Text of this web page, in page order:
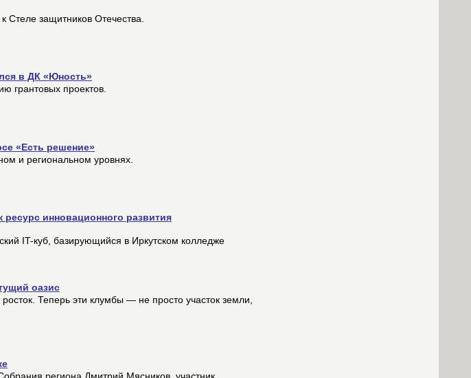
Стеле защитников Отечества.
в ДК «Юность»
грантовых проектов.
«Есть решение»
и региональном уровнях.
инновационного развития
IT-куб, базирующийся в Иркутском колледже
оазис
Теперь эти клумбы — не просто участок земли,
региона Дмитрий Мясников, участник